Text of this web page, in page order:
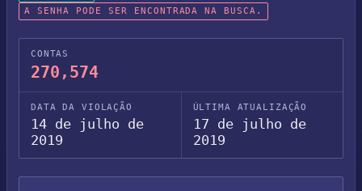
A SENHA PODE SER ENCONTRADA NA BUSCA.
CONTAS
270,574
DATA DA VIOLAÇÃO
14 de julho de
2019
ÚLTIMA ATUALIZAÇÃO
17 de julho de
2019